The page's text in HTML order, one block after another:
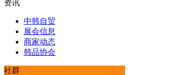
资讯
中韩自贸
展会信息
商家动态
韩品协会
社群